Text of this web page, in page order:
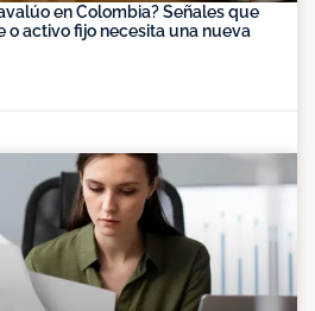
en Colombia? Señales que
o activo fijo necesita una nueva